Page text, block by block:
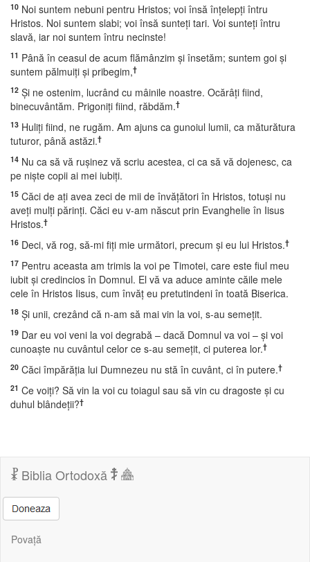
10 Noi suntem nebuni pentru Hristos; voi însă înţelepţi întru
Hristos. Noi suntem slabi; voi însă sunteţi tari. Voi sunteţi întru
slavă, iar noi suntem întru necinste!
11 Până în ceasul de acum flămânzim şi însetăm; suntem goi şi
suntem pălmuiţi şi pribegim,†
12 Şi ne ostenim, lucrând cu mâinile noastre. Ocărâţi fiind,
binecuvântăm. Prigoniţi fiind, răbdăm.†
13 Huliţi fiind, ne rugăm. Am ajuns ca gunoiul lumii, ca măturătura
tuturor, până astăzi.†
14 Nu ca să vă ruşinez vă scriu acestea, ci ca să vă dojenesc, ca
pe nişte copii ai mei iubiţi.
15 Căci de aţi avea zeci de mii de învăţători în Hristos, totuşi nu
aveţi mulţi părinţi. Căci eu v-am născut prin Evanghelie în Iisus
Hristos.†
16 Deci, vă rog, să-mi fiţi mie următori, precum şi eu lui Hristos.†
17 Pentru aceasta am trimis la voi pe Timotei, care este fiul meu
iubit şi credincios în Domnul. El vă va aduce aminte căile mele
cele în Hristos Iisus, cum învăţ eu pretutindeni în toată Biserica.
18 Şi unii, crezând că n-am să mai vin la voi, s-au semeţit.
19 Dar eu voi veni la voi degrabă – dacă Domnul va voi – şi voi
cunoaşte nu cuvântul celor ce s-au semeţit, ci puterea lor.†
20 Căci împărăţia lui Dumnezeu nu stă în cuvânt, ci în putere.†
21 Ce voiţi? Să vin la voi cu toiagul sau să vin cu dragoste şi cu
duhul blândeţii?†
Biblia Ortodoxă
Povață